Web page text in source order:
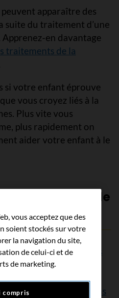
apparaître des
suite du traitement d’une
Apprenez-en davantage
traitements de la
si votre enfant éprouve
vous croyez liés à la
Plus vite vous
plus rapidement on
aider votre enfant à le
sur la greffe de
sur lagreffe de cellules
de la greffe de
posez des
questions
vous acceptez que des
soient stockés sur votre
la navigation du site,
de celui-ci et de
de marketing.
compris